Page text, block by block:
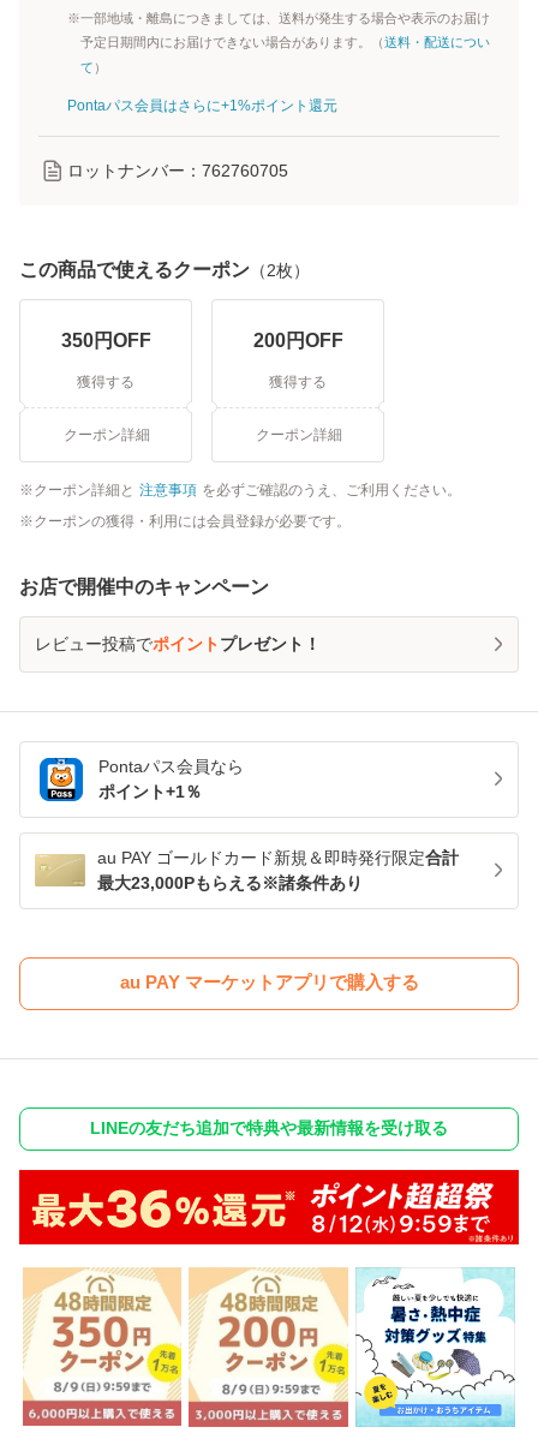
※一部地域・離島につきましては、送料が発生する場合や表示のお届け
予定日期間内にお届けできない場合があります。（送料・配送につい
て ）
Pontaパス会員はさらに+1%ポイント還元
ロットナンバー： 762760705
この商品で使えるクーポン （2枚）
350円OFF
獲得する
クーポン詳細
200円OFF
獲得する
クーポン詳細
クーポン詳細と 注意事項 を必ずご確認のうえ、ご利用ください。
クーポンの獲得・利用には会員登録が必要です。
お店で開催中のキャンペーン
レビュー投稿でポイントプレゼント！
Pontaパス会員なら
ポイント+1％
au PAY ゴールドカード新規＆即時発行限定合計
最大23,000Pもらえる※諸条件あり
au PAY マーケットアプリで購入する
LINEの友だち追加で特典や最新情報を受け取る